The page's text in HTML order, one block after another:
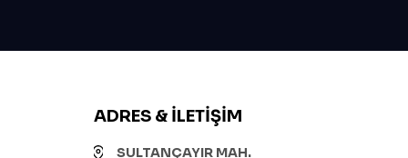
ADRES & İLETIŞIM
SULTANÇAYIR MAH.